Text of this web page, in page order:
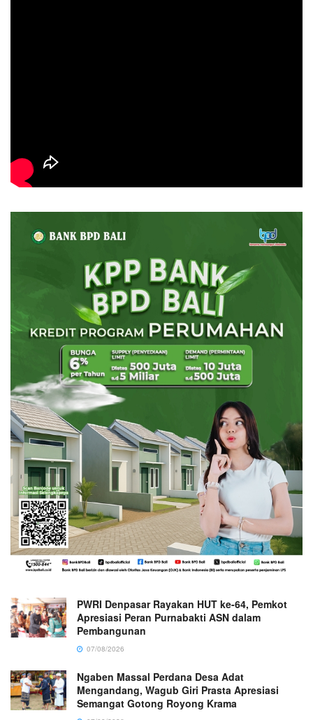
PWRI Denpasar Rayakan HUT ke-64, Pemkot
Apresiasi Peran Purnabakti ASN dalam
Pembangunan
07/08/2026
Ngaben Massal Perdana Desa Adat
Mengandang, Wagub Giri Prasta Apresiasi
Semangat Gotong Royong Krama